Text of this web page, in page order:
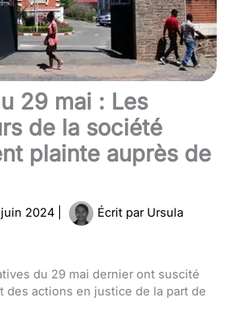
29 mai : Les
de la société
plainte auprès de
juin 2024 Écrit par Ursula
du 29 mai dernier ont suscité
des actions en justice de la part de